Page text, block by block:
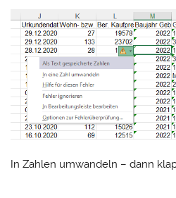
In Zahlen umwandeln – dann